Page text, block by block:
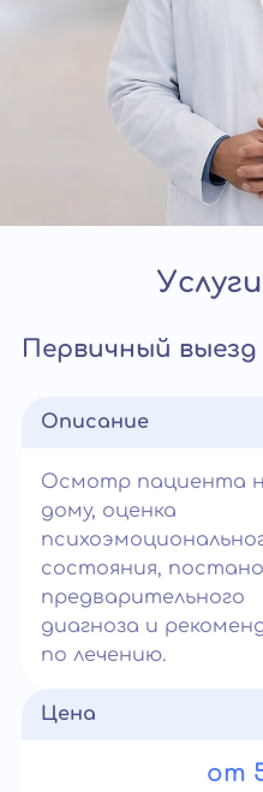
Первичный
Описание
Осмотр пациента
дому, оценка
состояния,
предварительного
диагноза и
по лечению.
Цена
от